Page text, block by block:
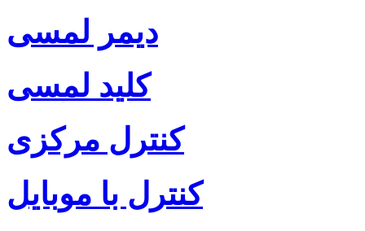
دیمر لمسی
کلید لمسی
کنترل مرکزی
کنترل با موبایل